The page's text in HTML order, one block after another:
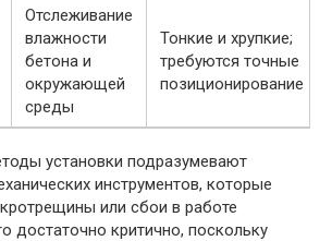
Отслеживание
влажности
бетона и
окружающей
среды
Тонкие и хрупкие;
требуются точные
позиционирование
установки подразумевают
инструментов, которые
или сбои в работе
достаточно критично, поскольку